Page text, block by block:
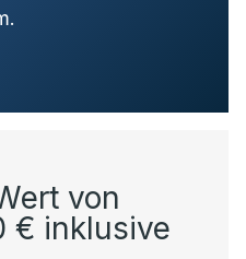
von
€ inklusive